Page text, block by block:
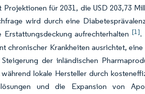
Projektionen für 2031, die USD 203,73
wird durch eine
aufrechterhalten[1].
chronischer Krankheiten ausrichtet,
der inländischen
lokale Hersteller durch
und die Expansion von